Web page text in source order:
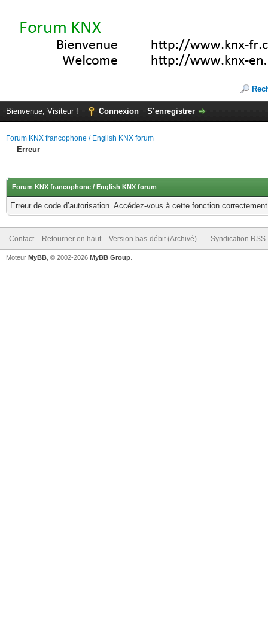
Bienvenue, Visiteur ! Connexion S’enregistrer
Forum KNX francophone / English KNX forum
Erreur
Forum KNX francophone / English KNX forum
Erreur de code d’autorisation. Accédez-vous à cette fonction
Contact Retourner en haut Version bas-débit (Archivé) Syndication RSS
Moteur MyBB , © 2002-2026 MyBB Group